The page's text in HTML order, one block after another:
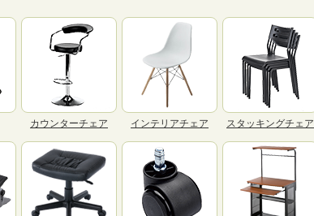
カウンターチェア インテリアチェア スタッキングチェア